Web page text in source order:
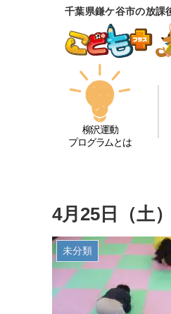
千葉県鎌ケ谷市の放
柳沢運動
プログラムとは
4月25日（
未分類